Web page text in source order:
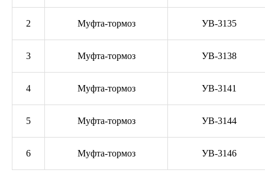
2 Муфта-тормоз УВ-3135
3 Муфта-тормоз УВ-3138
4 Муфта-тормоз УВ-3141
5 Муфта-тормоз УВ-3144
6 Муфта-тормоз УВ-3146